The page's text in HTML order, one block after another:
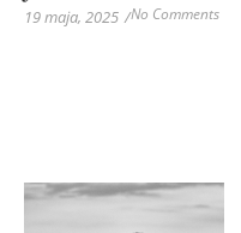
19 maja, 2025 /No Comments